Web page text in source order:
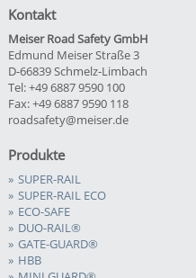
Kontakt
Meiser Road Safety GmbH
Edmund Meiser Straße 3
D-66839 Schmelz-Limbach
Tel: +49 6887 9590 100
Fax: +49 6887 9590 118
roadsafety@meiser.de
Produkte
SUPER-RAIL
SUPER-RAIL ECO
ECO-SAFE
DUO-RAIL®
GATE-GUARD®
HBB